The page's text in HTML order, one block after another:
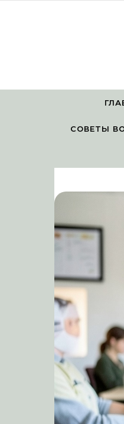
СОВЕТЫ